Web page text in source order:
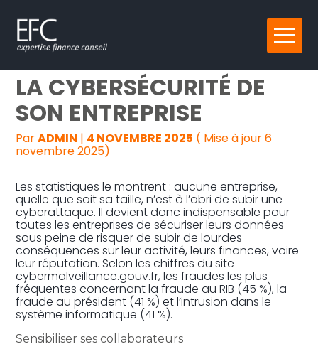
Aller
au
Reprise, transmission et création
Gestion au quotidien
Pilotage d’entreprise
Audit
UN GUIDE POUR ASSURER
LA CYBERSÉCURITÉ DE
SON ENTREPRISE
ParADMIN | 4 NOVEMBRE 2025 ( Mise à jour 6
novembre 2025)
Les statistiques le montrent : aucune entreprise,
quelle que soit sa taille, n’est à l’abri de subir une
cyberattaque. Il devient donc indispensable pour
toutes les entreprises de sécuriser leurs données
sous peine de risquer de subir de lourdes
conséquences sur leur activité, leurs finances, voire
leur réputation. Selon les chiffres du site
cybermalveillance.gouv.fr, les fraudes les plus
fréquentes concernant la fraude au RIB (45 %), la
fraude au président (41 %) et l’intrusion dans le
système informatique (41 %).
Sensibiliser ses collaborateurs